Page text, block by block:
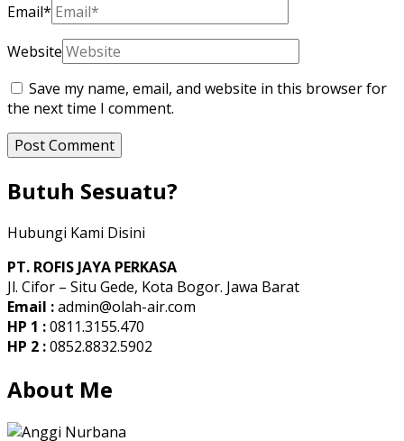
Email*
Website
Save my name, email, and website in this browser for
the next time I comment.
Butuh Sesuatu?
Hubungi Kami Disini
PT. ROFIS JAYA PERKASA
Jl. Cifor – Situ Gede, Kota Bogor. Jawa Barat
Email :admin@olah-air.com
HP 1 :0811.3155.470
HP 2 :0852.8832.5902
About Me